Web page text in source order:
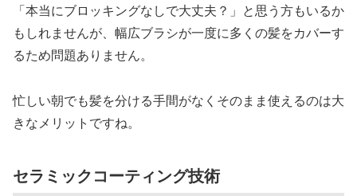
「本当にブロッキングなしで大丈夫？」と思う方もいるか
もしれませんが、幅広ブラシが一度に多くの髪をカバーす
るため問題ありません。
忙しい朝でも髪を分ける手間がなくそのまま使えるのは大
きなメリットですね。
セラミックコーティング技術